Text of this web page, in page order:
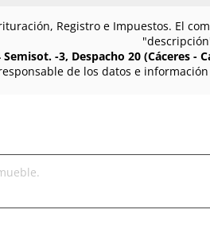
Registro e Impuestos. El
-3, Despacho 20 (Cáceres -
de los datos e